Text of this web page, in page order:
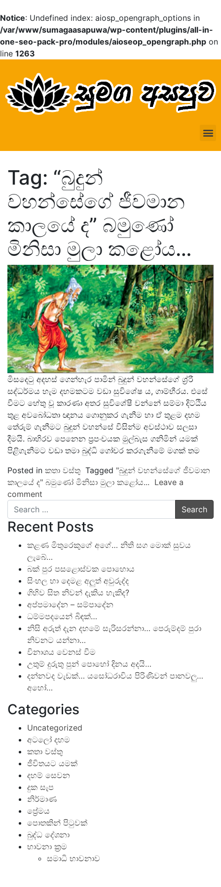
Notice: Undefined index: aiosp_opengraph_options in
/var/www/sumagaasapuwa/wp-content/plugins/all-in-
one-seo-pack-pro/modules/aioseop_opengraph.php on
line 1263
Tag: “බුදුන්
වහන්සේගේ ජීවමාන
කාලයේ ද” බමුණෝ
මිනිසා මුලා කළෝය…
මිසදෙටු අදහස් ගෙන්හැර පාමින් බුදුන් වහන්සේගේ ශ්‍ර්‍රී
සද්ධර්මය හැම දහමකටම වඩා සුවිශේෂ ය, ගාම්භීරය. එසේ
වීමට හේතු වූ කාරණා අතර සුවිශේෂී වන්නේ සම්මා දිට්ඨිය
තුළ අවබෝධතා ඥානය ගොනුකර ගැනීම හා ඒ තුළම දහම
තේරුම් ගැනීමට බුදුන් වහන්සේ විසින්ම අවස්ථාව සලසා
දීමයි. බාහිරව පෙනෙන ප්‍රපංචයක මුල්බැස ගනිමින් යමක්
පිළිගැනීමට වඩා තමා බුද්ධි ගෝචර කරගැනීමේ මගක් තම
Posted in කතා වස්තු Tagged "බුදුන් වහන්සේගේ ජීවමාන
කාලයේ ද" බමුණෝ මිනිසා මුලා කළෝය... Leave a
comment
Search
Recent Posts
කළණ මිතුරෙකුගේ අගේ… නිති සග මොක් සුවය
ලැබේ…
බක් පුර පසළොස්වක පොහොය
සිංහල හා දෙමළ අලුත් අවුරුද්ද
ගිහිව සිත නිවන් දැකිය හැකිද?
අප්පමාදේන – සම්පාදේන
ධම්මපදයෙන් බිඳක්…
නිසි අරුත් දැන දහමේ සැරිසරන්නා… පෙරුම්දම් පුරා
නිවනට යන්නා…
විනාශය වෙනස් වීම
උතුම් දුරුතු පුන් පොහෝ දිනය අදයි…
දන්නවද වැඩක්… යසෝධරාවිය පිරිණිවන් පානවලු…
අහෝ…
Categories
Uncategorized
අටලෝ දහම
කතා වස්තු
ජීවිතයට යමක්
දහම් සෙවන
දුක සැප
නිර්මාණ
ප්‍රේමය
පොතකින් පිටුවක්
බුද්ධ දේශනා
භාවනා ක්‍රම
සමාධි භාවනාව